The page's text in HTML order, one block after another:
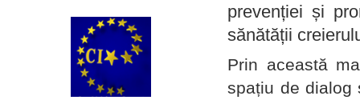
prevenției și
sănătății
Prin această
spațiu de dialog